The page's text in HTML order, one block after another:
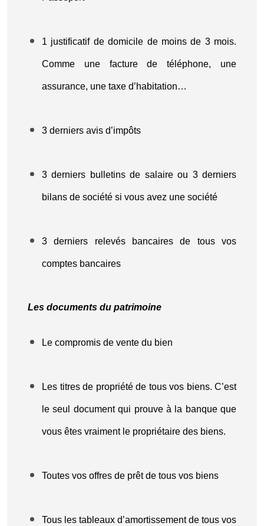
1 justificatif de domicile de moins de 3 mois.
Comme une facture de téléphone, une
assurance, une taxe d’habitation…
3 derniers avis d’impôts
3 derniers bulletins de salaire ou 3 derniers
bilans de société si vous avez une société
3 derniers relevés bancaires de tous vos
comptes bancaires
Les documents du patrimoine
Le compromis de vente du bien
Les titres de propriété de tous vos biens. C’est
le seul document qui prouve à la banque que
vous êtes vraiment le propriétaire des biens.
Toutes vos offres de prêt de tous vos biens
Tous les tableaux d’amortissement de tous vos